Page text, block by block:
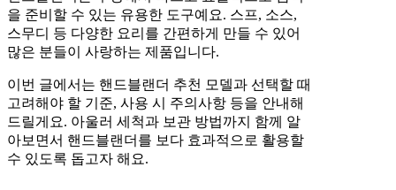
을 준비할 수 있는 유용한 도구예요. 스프, 소스,
스무디 등 다양한 요리를 간편하게 만들 수 있어
많은 분들이 사랑하는 제품입니다.
이번 글에서는 핸드블랜더 추천 모델과 선택할 때
고려해야 할 기준, 사용 시 주의사항 등을 안내해
드릴게요. 아울러 세척과 보관 방법까지 함께 알
아보면서 핸드블랜더를 보다 효과적으로 활용할
수 있도록 돕고자 해요.